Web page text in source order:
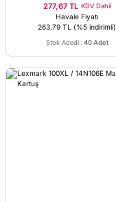
277,67 TL KDV Dahil
Havale Fiyatı
263,79 TL (%5 indirimli)
Stok Adedi : 40 Adet